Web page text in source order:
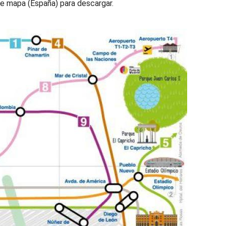
(España) para descargar.